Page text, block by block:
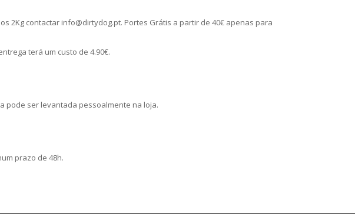
2Kg contactar info@dirtydog.pt. Portes Grátis a partir de 40€ apenas para
terá um custo de 4.90€.
pode ser levantada pessoalmente na loja.
prazo de 48h.